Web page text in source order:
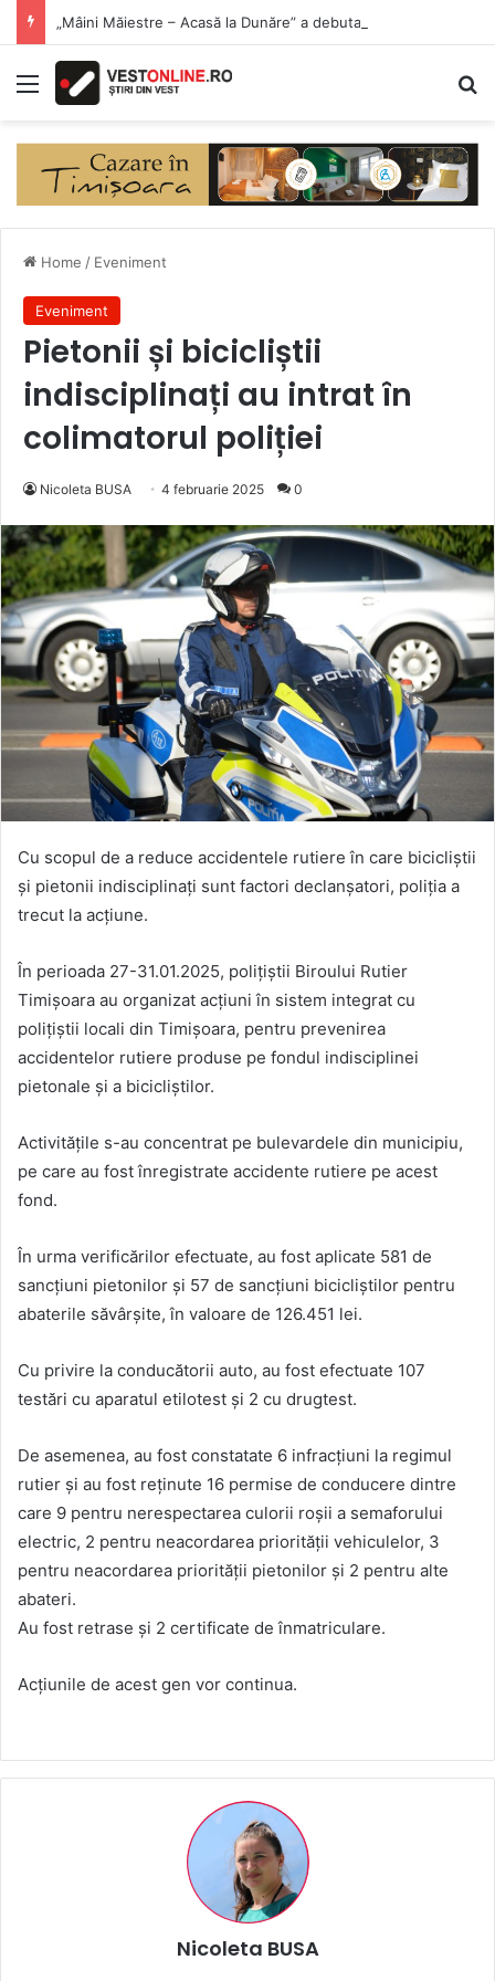
Menu
Home / Eveniment
Eveniment
Pietonii și bicicliștii
indisciplinați au intrat în
colimatorul poliției
Nicoleta BUSA 4 februarie 2025 0
Cu scopul de a reduce accidentele rutiere în care bicicliștii
și pietonii indisciplinați sunt factori declanșatori, poliția a
trecut la acțiune.
În perioada 27-31.01.2025, polițiștii Biroului Rutier
Timișoara au organizat acțiuni în sistem integrat cu
polițiștii locali din Timișoara, pentru prevenirea
accidentelor rutiere produse pe fondul indisciplinei
pietonale și a bicicliștilor.
Activitățile s-au concentrat pe bulevardele din municipiu,
pe care au fost înregistrate accidente rutiere pe acest
fond.
În urma verificărilor efectuate, au fost aplicate 581 de
sancțiuni pietonilor și 57 de sancțiuni bicicliștilor pentru
abaterile săvârșite, în valoare de 126.451 lei.
Cu privire la conducătorii auto, au fost efectuate 107
testări cu aparatul etilotest și 2 cu drugtest.
De asemenea, au fost constatate 6 infracțiuni la regimul
rutier și au fost reținute 16 permise de conducere dintre
care 9 pentru nerespectarea culorii roșii a semaforului
electric, 2 pentru neacordarea priorității vehiculelor, 3
pentru neacordarea priorității pietonilor și 2 pentru alte
abateri.
Au fost retrase și 2 certificate de înmatriculare.
Acțiunile de acest gen vor continua.
Nicoleta BUSA